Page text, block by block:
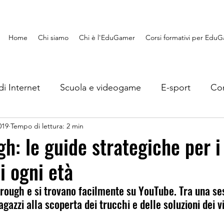
Home Chi siamo Chi è l'EduGamer Corsi formativi per
Internet Scuola e videogame E-sport
Lavoro e videogame
Giocando si impara
le guide strategiche per i
ogni età
Tempo di lettura: 2 min
e si trovano facilmente su YouTube. Tra una
alla scoperta dei trucchi e delle soluzioni dei